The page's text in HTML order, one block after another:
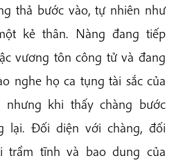
thả bước vào, tự nhiên như
kẻ thân. Nàng đang tiếp
vương tôn công tử và đang
nghe họ ca tụng tài sắc của
nhưng khi thấy chàng bước
lại. Đối diện với chàng, đối
trầm tĩnh và bao dung của